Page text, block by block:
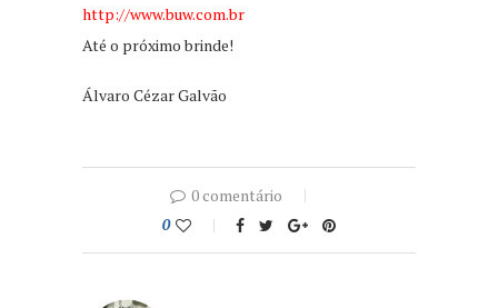
http://www.buw.com.br
Até o próximo brinde!
Álvaro Cézar Galvão
0 comentário
0